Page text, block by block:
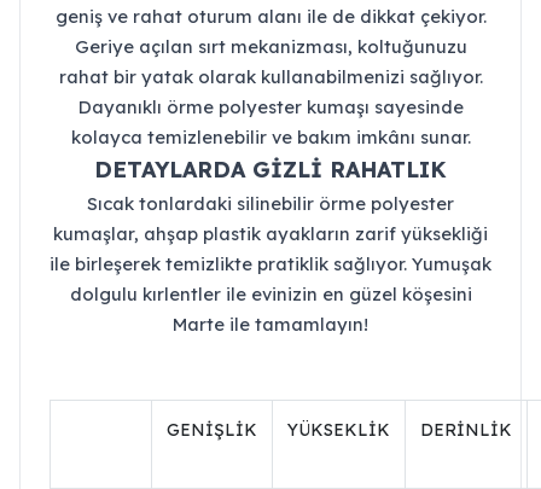
geniş ve rahat oturum alanı ile de dikkat çekiyor.
Geriye açılan sırt mekanizması, koltuğunuzu
rahat bir yatak olarak kullanabilmenizi sağlıyor.
Dayanıklı örme polyester kumaşı sayesinde
kolayca temizlenebilir ve bakım imkânı sunar.
DETAYLARDA GİZLİ RAHATLIK
Sıcak tonlardaki silinebilir örme polyester
kumaşlar, ahşap plastik ayakların zarif yüksekliği
ile birleşerek temizlikte pratiklik sağlıyor. Yumuşak
dolgulu kırlentler ile evinizin en güzel köşesini
Marte ile tamamlayın!
GENİŞLİK YÜKSEKLİK DERİNLİK